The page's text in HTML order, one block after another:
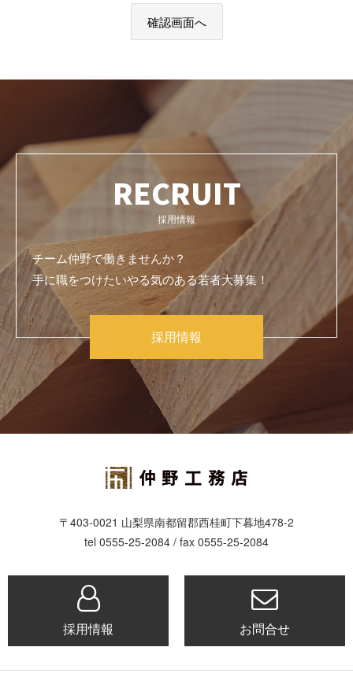
RECRUIT
採用情報
チーム仲野で働きませんか？
手に職をつけたいやる気のある若者大募集！
採用情報
〒403-0021 山梨県南都留郡西桂町下暮地478-2
tel 0555-25-2084 / fax 0555-25-2084
採用情報 お問合せ